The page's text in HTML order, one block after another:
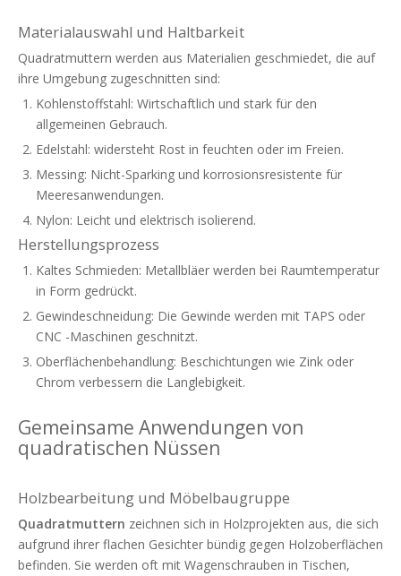
Materialauswahl und Haltbarkeit
Quadratmuttern werden aus Materialien geschmiedet, die auf
ihre Umgebung zugeschnitten sind:
Kohlenstoffstahl: Wirtschaftlich und stark für den
allgemeinen Gebrauch.
Edelstahl: widersteht Rost in feuchten oder im Freien.
Messing: Nicht-Sparking und korrosionsresistente für
Meeresanwendungen.
Nylon: Leicht und elektrisch isolierend.
Herstellungsprozess
Kaltes Schmieden: Metallbläer werden bei Raumtemperatur
in Form gedrückt.
Gewindeschneidung: Die Gewinde werden mit TAPS oder
CNC -Maschinen geschnitzt.
Oberflächenbehandlung: Beschichtungen wie Zink oder
Chrom verbessern die Langlebigkeit.
Gemeinsame Anwendungen von
quadratischen Nüssen
Holzbearbeitung und Möbelbaugruppe
Quadratmuttern zeichnen sich in Holzprojekten aus, die sich
aufgrund ihrer flachen Gesichter bündig gegen Holzoberflächen
befinden. Sie werden oft mit Wagenschrauben in Tischen,